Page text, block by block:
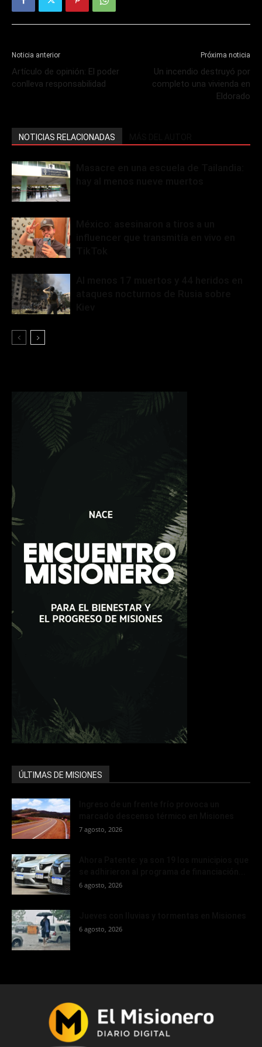
Noticia anterior
Artículo de opinión: El poder
conlleva responsabilidad
Próxima noticia
Un incendio destruyó por
completo una vivienda en
Eldorado
NOTICIAS RELACIONADAS
ÚLTIMAS DE MISIONES
7 agosto, 2026
6 agosto, 2026
6 agosto, 2026